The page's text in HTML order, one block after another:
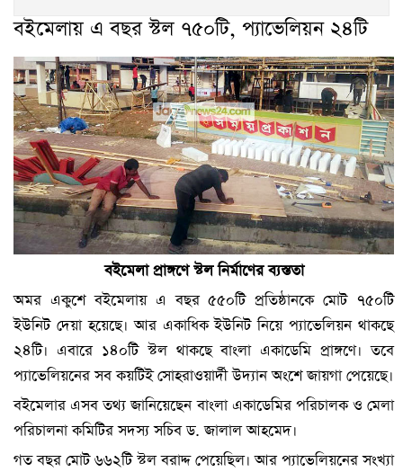
বইমেলায় এ বছর স্টল ৭৫০টি, প্যাভেলিয়ন ২৪টি
বইমেলা প্রাঙ্গণে স্টল নির্মাণের ব্যস্ততা
অমর একুশে বইমেলায় এ বছর ৫৫০টি প্রতিষ্ঠানকে মোট ৭৫০টি
ইউনিট দেয়া হয়েছে। আর একাধিক ইউনিট নিয়ে প্যাভেলিয়ন থাকছে
২৪টি। এবারে ১৪০টি স্টল থাকছে বাংলা একাডেমি প্রাঙ্গণে। তবে
প্যাভেলিয়নের সব কয়টিই সোহরাওয়ার্দী উদ্যান অংশে জায়গা পেয়েছে।
বইমেলার এসব তথ্য জানিয়েছেন বাংলা একাডেমির পরিচালক ও মেলা
পরিচালনা কমিটির সদস্য সচিব ড. জালাল আহমেদ।
গত বছর মোট ৬৬২টি স্টল বরাদ্দ পেয়েছিল। আর প্যাভেলিয়নের সংখ্যা